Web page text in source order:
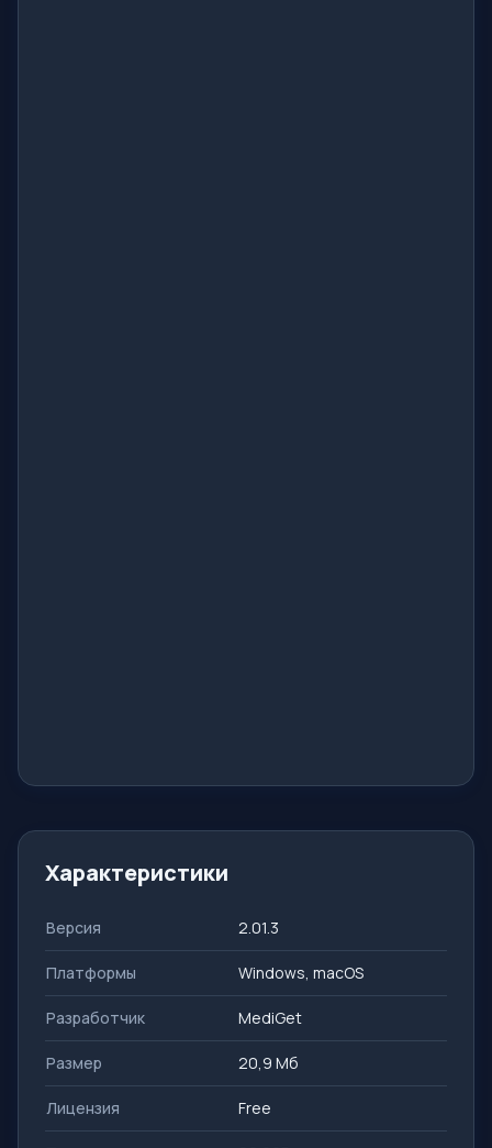
Характеристики
Версия 2.01.3
Платформы Windows, macOS
Разработчик MediGet
Размер 20,9 Мб
Лицензия Free